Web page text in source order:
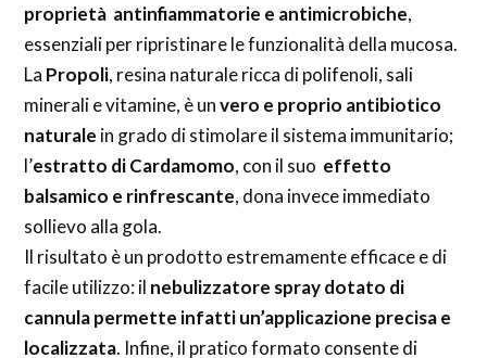
proprietà antinfiammatorie e antimicrobiche,
essenziali per ripristinare le funzionalità della mucosa.
La Propoli, resina naturale ricca di polifenoli, sali
minerali e vitamine, è unvero e proprio antibiotico
naturale in grado di stimolare il sistema immunitario;
l’estratto di Cardamomo, con il suo effetto
balsamico e rinfrescante, dona invece immediato
sollievo alla gola.
Il risultato è un prodotto estremamente efficace e di
facile utilizzo: il nebulizzatore spray dotato di
cannula permette infatti un’applicazione precisa e
localizzata. Infine, il pratico formato consente di